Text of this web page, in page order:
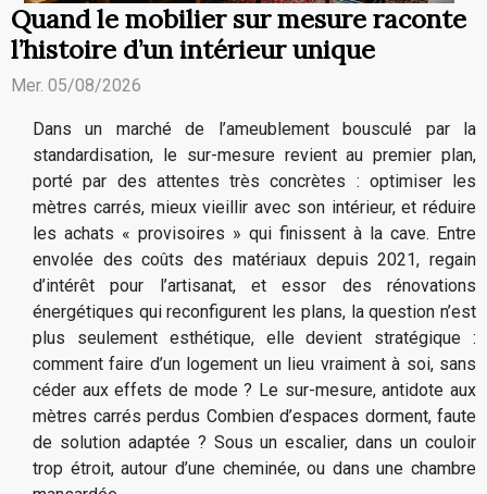
Quand le mobilier sur mesure raconte
l’histoire d’un intérieur unique
Mer. 05/08/2026
Dans un marché de l’ameublement bousculé par la
standardisation, le sur-mesure revient au premier plan,
porté par des attentes très concrètes : optimiser les
mètres carrés, mieux vieillir avec son intérieur, et réduire
les achats « provisoires » qui finissent à la cave. Entre
envolée des coûts des matériaux depuis 2021, regain
d’intérêt pour l’artisanat, et essor des rénovations
énergétiques qui reconfigurent les plans, la question n’est
plus seulement esthétique, elle devient stratégique :
comment faire d’un logement un lieu vraiment à soi, sans
céder aux effets de mode ? Le sur-mesure, antidote aux
mètres carrés perdus Combien d’espaces dorment, faute
de solution adaptée ? Sous un escalier, dans un couloir
trop étroit, autour d’une cheminée, ou dans une chambre